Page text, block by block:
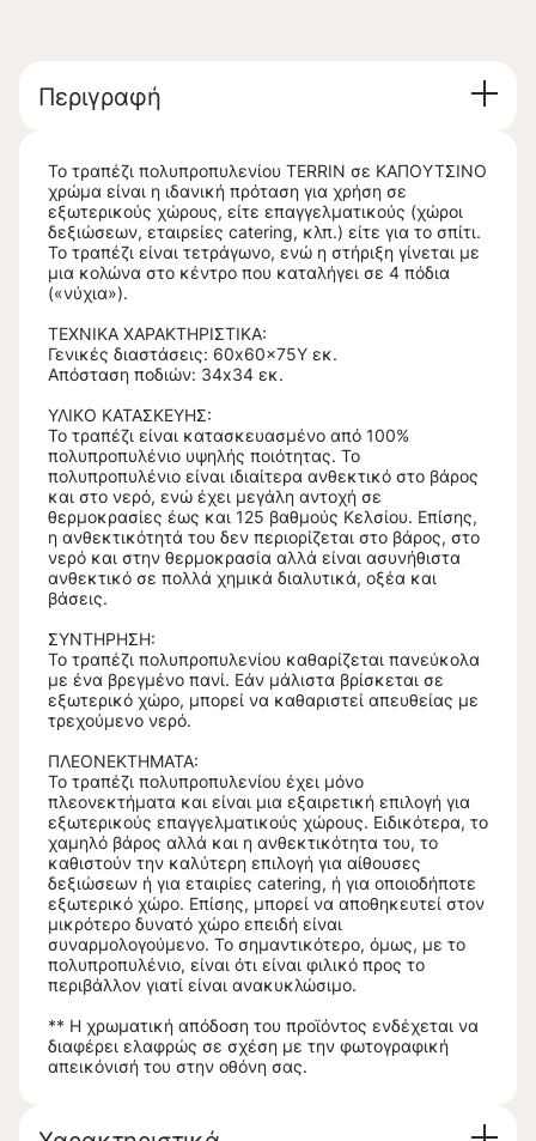
Περιγραφή
Το τραπέζι πολυπροπυλενίου TERRIN σε ΚΑΠΟΥΤΣΙΝΟ
χρώμα είναι η ιδανική πρόταση για χρήση σε
εξωτερικούς χώρους, είτε επαγγελματικούς (χώροι
δεξιώσεων, εταιρείες catering, κλπ.) είτε για το σπίτι.
Το τραπέζι είναι τετράγωνο, ενώ η στήριξη γίνεται με
μια κολώνα στο κέντρο που καταλήγει σε 4 πόδια
(«νύχια»).
ΤΕΧΝΙΚΑ ΧΑΡΑΚΤΗΡΙΣΤΙΚΑ:
Γενικές διαστάσεις: 60x60x75Υ εκ.
Απόσταση ποδιών: 34x34 εκ.
ΥΛΙΚΟ ΚΑΤΑΣΚΕΥΗΣ:
Το τραπέζι είναι κατασκευασμένο από 100%
πολυπροπυλένιο υψηλής ποιότητας. Το
πολυπροπυλένιο είναι ιδιαίτερα ανθεκτικό στο βάρος
και στο νερό, ενώ έχει μεγάλη αντοχή σε
θερμοκρασίες έως και 125 βαθμούς Κελσίου. Επίσης,
η ανθεκτικότητά του δεν περιορίζεται στο βάρος, στο
νερό και στην θερμοκρασία αλλά είναι ασυνήθιστα
ανθεκτικό σε πολλά χημικά διαλυτικά, οξέα και
βάσεις.
ΣΥΝΤΗΡΗΣΗ:
Το τραπέζι πολυπροπυλενίου καθαρίζεται πανεύκολα
με ένα βρεγμένο πανί. Εάν μάλιστα βρίσκεται σε
εξωτερικό χώρο, μπορεί να καθαριστεί απευθείας με
τρεχούμενο νερό.
ΠΛΕΟΝΕΚΤΗΜΑΤΑ:
Το τραπέζι πολυπροπυλενίου έχει μόνο
πλεονεκτήματα και είναι μια εξαιρετική επιλογή για
εξωτερικούς επαγγελματικούς χώρους. Ειδικότερα, το
χαμηλό βάρος αλλά και η ανθεκτικότητα του, το
καθιστούν την καλύτερη επιλογή για αίθουσες
δεξιώσεων ή για εταιρίες catering, ή για οποιοδήποτε
εξωτερικό χώρο. Επίσης, μπορεί να αποθηκευτεί στον
μικρότερο δυνατό χώρο επειδή είναι
συναρμολογούμενο. Το σημαντικότερο, όμως, με το
πολυπροπυλένιο, είναι ότι είναι φιλικό προς το
περιβάλλον γιατί είναι ανακυκλώσιμο.
** Η χρωματική απόδοση του προϊόντος ενδέχεται να
διαφέρει ελαφρώς σε σχέση με την φωτογραφική
απεικόνισή του στην οθόνη σας.